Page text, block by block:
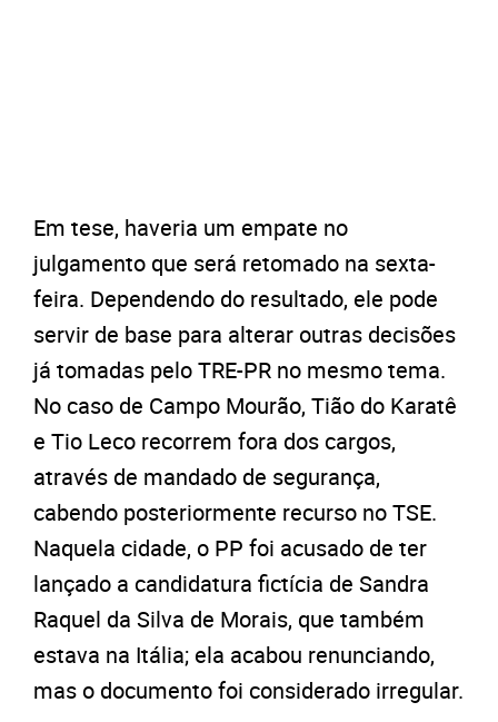
Em tese, haveria um empate no
julgamento que será retomado na sexta-
feira. Dependendo do resultado, ele pode
servir de base para alterar outras decisões
já tomadas pelo TRE-PR no mesmo tema.
No caso de Campo Mourão, Tião do Karatê
e Tio Leco recorrem fora dos cargos,
através de mandado de segurança,
cabendo posteriormente recurso no TSE.
Naquela cidade, o PP foi acusado de ter
lançado a candidatura fictícia de Sandra
Raquel da Silva de Morais, que também
estava na Itália; ela acabou renunciando,
mas o documento foi considerado irregular.